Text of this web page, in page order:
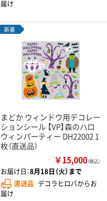
届け
新着
まどか ウィンドウ用デコレー
ションシール 【VP】森のハロ
ウィンパーティー DH22002 1
枚（直送品）
￥15,000（税込）
お届け日：8月18日（火）まで
直送品 デコラヒロバからお
届け